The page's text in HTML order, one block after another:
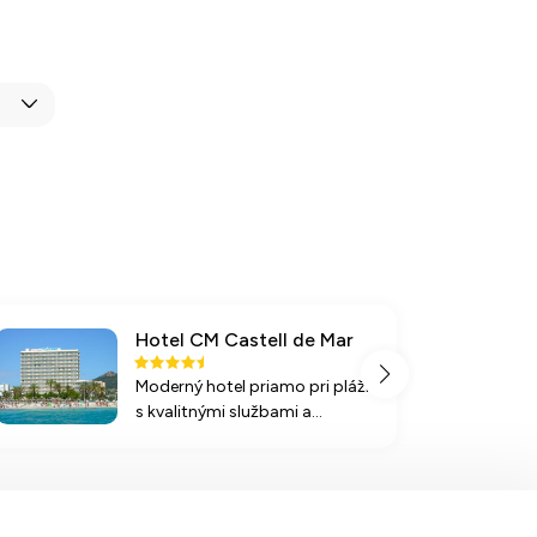
Hotel CM Castell de Mar
Moderný hotel priamo pri pláži
s kvalitnými službami a